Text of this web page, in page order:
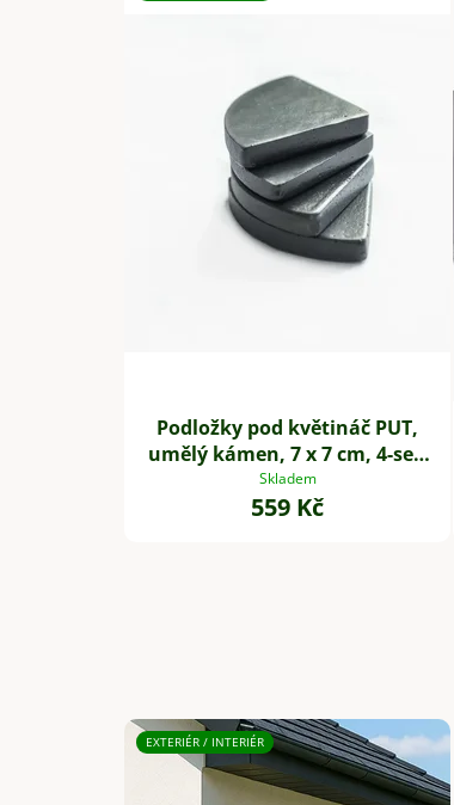
Podložky pod květináč PUT,
umělý kámen, 7 x 7 cm, 4-set,
šedé
Skladem
559 Kč
EXTERIÉR / INTERIÉR